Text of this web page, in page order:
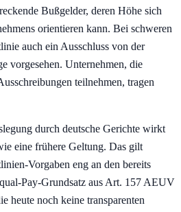
Bußgelder, deren Höhe sich
orientieren kann. Bei schweren
auch ein Ausschluss von der
vorgesehen. Unternehmen, die
teilnehmen, tragen
durch deutsche Gerichte wirkt
eine frühere Geltung. Das gilt
Vorgaben eng an den bereits
Pay-Grundsatz aus Art. 157 AEUV
heute noch keine transparenten